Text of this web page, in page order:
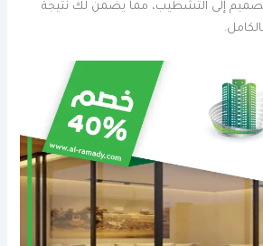
إلى التشطيب، مما يضمن لك نتيجة